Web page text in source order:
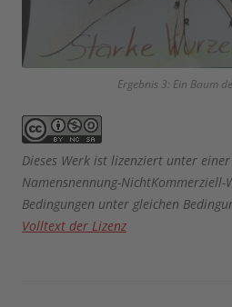
Ergebnis 3: Ein Baum
Dieses Werk ist lizenziert unter
Namensnennung-
Bedingungen unter gleichen
Volltext der Lizenz